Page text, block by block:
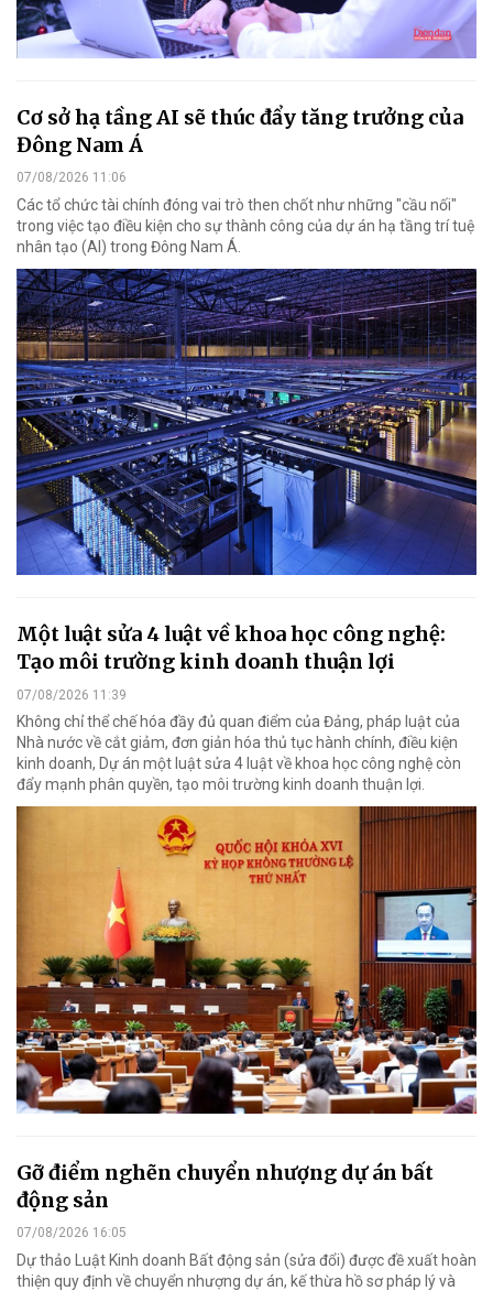
Cơ sở hạ tầng AI sẽ thúc đẩy tăng trưởng của
Đông Nam Á
07/08/2026 11:06
Các tổ chức tài chính đóng vai trò then chốt như những "cầu nối"
trong việc tạo điều kiện cho sự thành công của dự án hạ tầng trí tuệ
nhân tạo (AI) trong Đông Nam Á.
Một luật sửa 4 luật về khoa học công nghệ:
Tạo môi trường kinh doanh thuận lợi
07/08/2026 11:39
Không chỉ thể chế hóa đầy đủ quan điểm của Đảng, pháp luật của
Nhà nước về cắt giảm, đơn giản hóa thủ tục hành chính, điều kiện
kinh doanh, Dự án một luật sửa 4 luật về khoa học công nghệ còn
đẩy mạnh phân quyền, tạo môi trường kinh doanh thuận lợi.
Gỡ điểm nghẽn chuyển nhượng dự án bất
động sản
07/08/2026 16:05
Dự thảo Luật Kinh doanh Bất động sản (sửa đổi) được đề xuất hoàn
thiện quy định về chuyển nhượng dự án, kế thừa hồ sơ pháp lý và